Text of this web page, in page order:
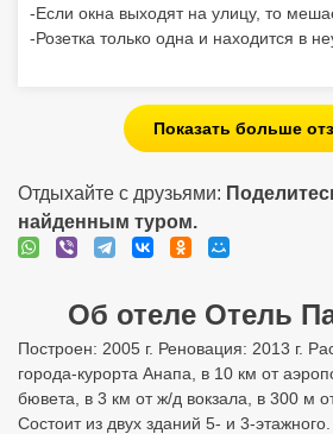
-Если окна выходят на улицу, то
-Розетка только одна и находится в
Показать больше
Отдыхайте с друзьями:
найденным туром.
Об отеле Отель
Построен: 2005 г. Реновация: 2013 г.
города-курорта Анапа, в 10 км от
бювета, в 3 км от ж/д вокзала, в 300 м
Состоит из двух зданий 5- и 3-